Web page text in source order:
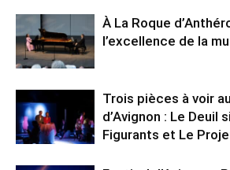
À La Roque
l’excellence de la
Trois pièces à voir
d’Avignon : Le Deuil
Figurants et Le